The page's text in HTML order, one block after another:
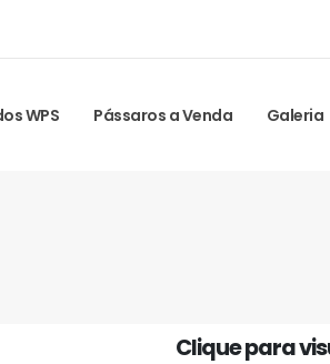
WPS Pássaros a Venda Galeria
Clique para